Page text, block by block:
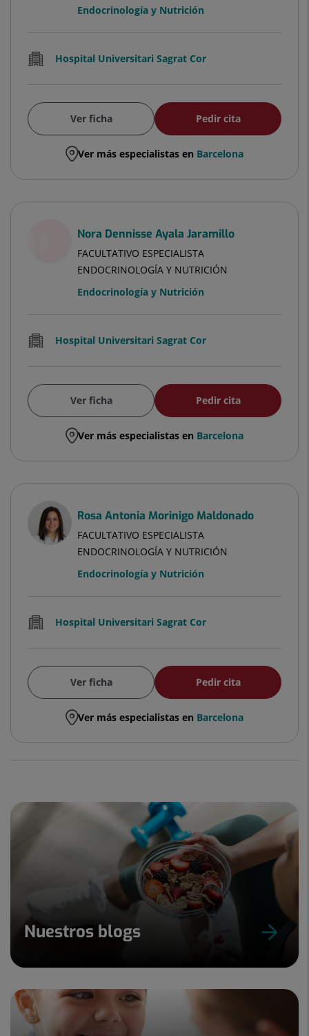
Endocrinología y Nutrición
Hospital Universitari Sagrat Cor
Ver ficha Pedir cita
Ver más especialistas en Barcelona
Nora Dennisse Ayala Jaramillo
FACULTATIVO ESPECIALISTA
ENDOCRINOLOGÍA Y NUTRICIÓN
Endocrinología y Nutrición
Hospital Universitari Sagrat Cor
Ver ficha Pedir cita
Ver más especialistas en Barcelona
Rosa Antonia Morinigo Maldonado
FACULTATIVO ESPECIALISTA
ENDOCRINOLOGÍA Y NUTRICIÓN
Endocrinología y Nutrición
Hospital Universitari Sagrat Cor
Ver ficha Pedir cita
Ver más especialistas en Barcelona
Nuestros blogs